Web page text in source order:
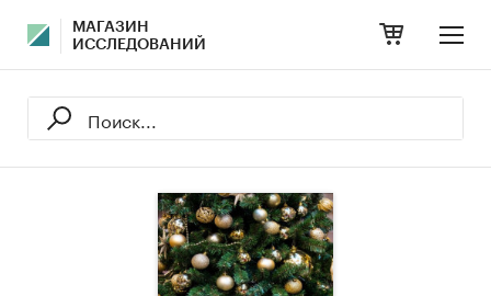
МАГАЗИН
ИССЛЕДОВАНИЙ